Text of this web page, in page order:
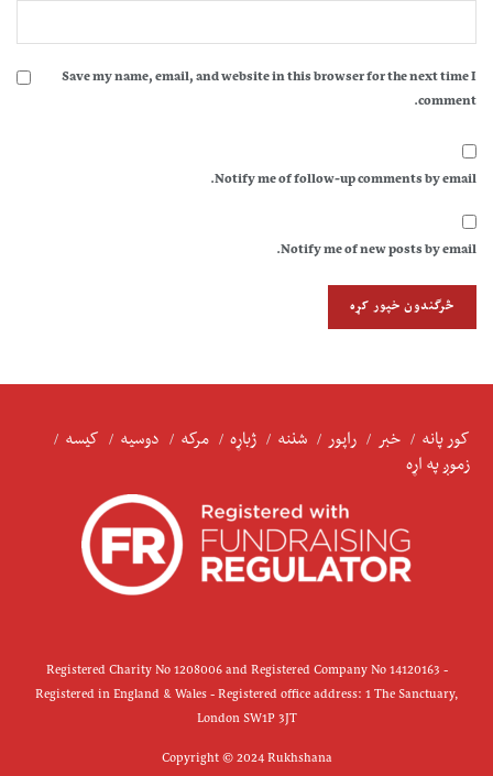
Save my name, email, and website in this browser for the next time I
comment.
Notify me of follow-up comments by email.
Notify me of new posts by email.
کور پانه خبر راپور شننه ژباړه مرکه دوسیه
کیسه
زموږ په اړه
Registered Charity No 1208006 and Registered Company No 14120163 -
Registered in England & Wales - Registered office address: 1 The Sanctuary,
London SW1P 3JT
Copyright © 2024 Rukhshana